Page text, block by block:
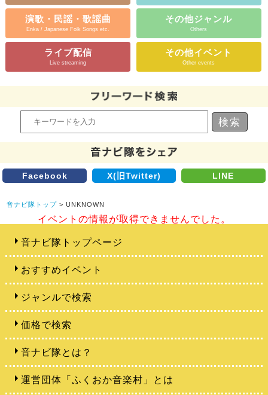
演歌・民謡・歌謡曲
Enka / Japanese Folk Songs etc.
その他ジャンル
Others
ライブ配信
Live streaming
その他イベント
Other events
Facebook X(旧Twitter) LINE
音ナビ隊トップ > UNKNOWN
イベントの情報が取得できませんでした。
音ナビ隊トップページ
おすすめイベント
ジャンルで検索
価格で検索
音ナビ隊とは？
運営団体「ふくおか音楽村」とは